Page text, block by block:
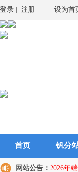
登录 注册 设为首
首页 钒分
网站公告： 2026年